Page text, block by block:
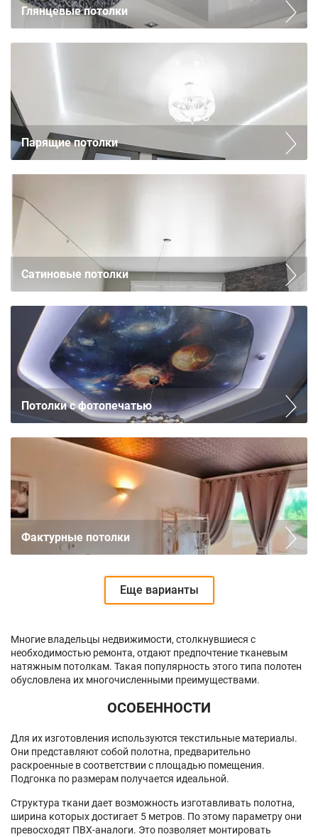
Глянцевые потолки
Парящие потолки
Сатиновые потолки
Потолки с фотопечатью
Фактурные потолки
Еще варианты
Многие владельцы недвижимости, столкнувшиеся с
необходимостью ремонта, отдают предпочтение тканевым
натяжным потолкам. Такая популярность этого типа полотен
обусловлена их многочисленными преимуществами.
ОСОБЕННОСТИ
Для их изготовления используются текстильные материалы.
Они представляют собой полотна, предварительно
раскроенные в соответствии с площадью помещения.
Подгонка по размерам получается идеальной.
Структура ткани дает возможность изготавливать полотна,
ширина которых достигает 5 метров. По этому параметру они
превосходят ПВХ-аналоги. Это позволяет монтировать